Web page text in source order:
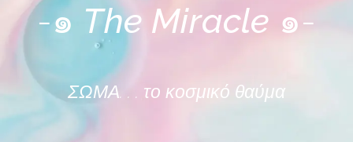
-๑ The Miracle ๑-
ΣΩΜΑ. . . το κοσμικό θαύμα